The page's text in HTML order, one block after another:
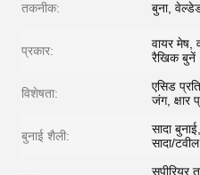
तकनीक: बुना,
प्रकार:
वायर मेष,
रैखिक बुनें
विशेषता:
एसिड
जंग, क्षार
बुनाई शैली:
सादा
सादा/
सुपीरियर